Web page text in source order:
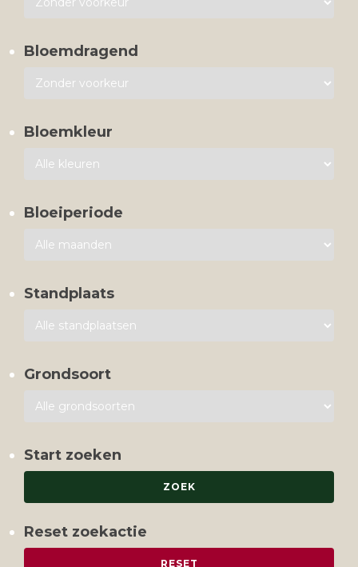
Bloemdragend
Bloemkleur
Bloeiperiode
Standplaats
Grondsoort
Start zoeken
Reset zoekactie